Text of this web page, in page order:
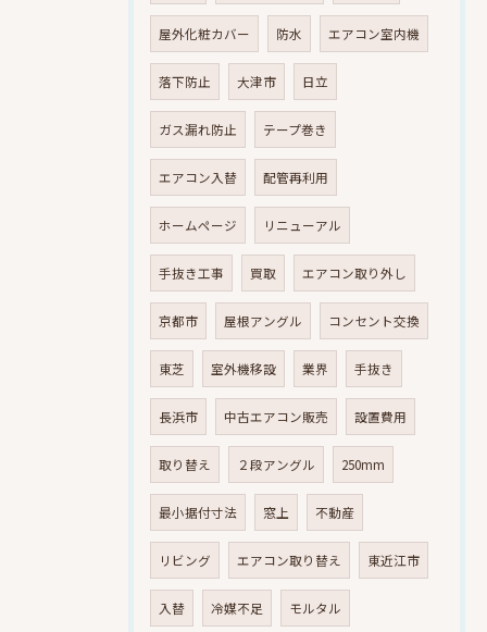
屋外化粧カバー 防水 エアコン室内機
落下防止 大津市 日立
ガス漏れ防止 テープ巻き
エアコン入替 配管再利用
ホームページ リニューアル
手抜き工事 買取 エアコン取り外し
京都市 屋根アングル コンセント交換
東芝 室外機移設 業界 手抜き
長浜市 中古エアコン販売 設置費用
取り替え ２段アングル 250mm
最小据付寸法 窓上 不動産
リビング エアコン取り替え 東近江市
入替 冷媒不足 モルタル